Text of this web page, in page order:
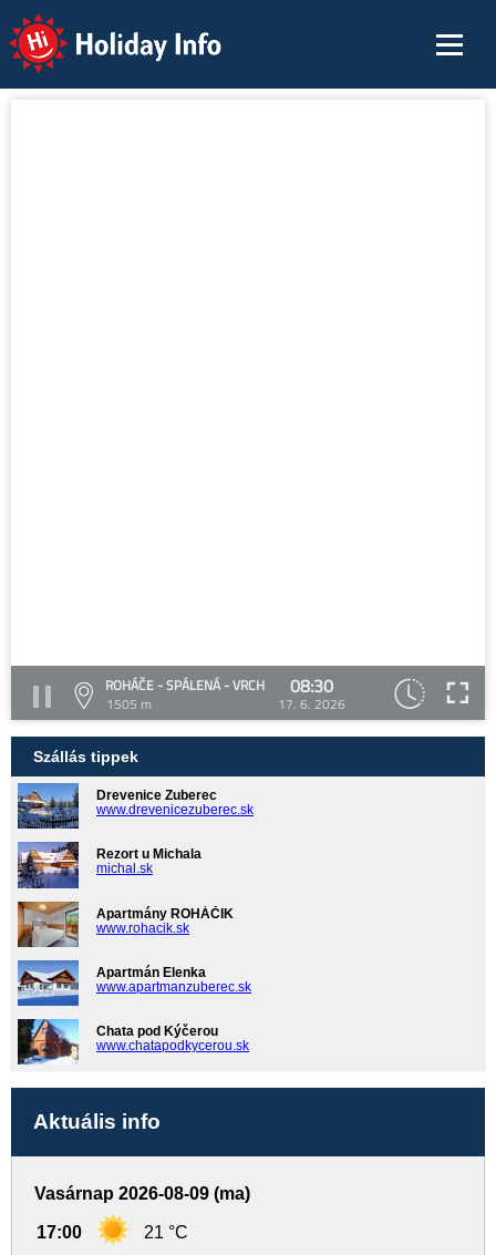
Holiday Info
ROHÁČE - SPÁLENÁ - VRCH
1505 m
08:30
17. 6. 2026
Szállás tippek
Drevenice Zuberec
www.drevenicezuberec.sk
Rezort u Michala
michal.sk
Apartmány ROHÁČIK
www.rohacik.sk
Apartmán Elenka
www.apartmanzuberec.sk
Chata pod Kýčerou
www.chatapodkycerou.sk
Aktuális info
Vasárnap 2026-08-09 (ma)
17:00 21 °C